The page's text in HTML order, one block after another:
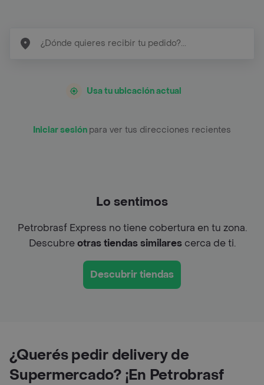
Usa tu ubicación actual
Iniciar sesión para ver tus direcciones recientes
Lo sentimos
Petrobrasf Express no tiene cobertura en tu zona.
Descubreotras tiendas similarescerca de ti.
Descubrir tiendas
¿Querés pedir delivery de
Supermercado? ¡En Petrobrasf